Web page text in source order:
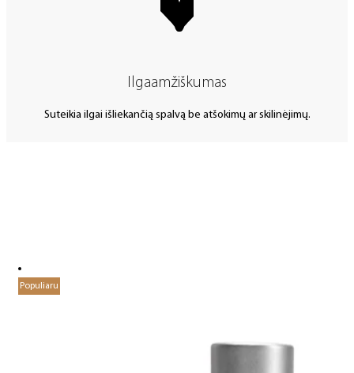
Ilgaamžiškumas
Suteikia ilgai išliekančią spalvą be atšokimų ar skilinėjimų.
Populiaru